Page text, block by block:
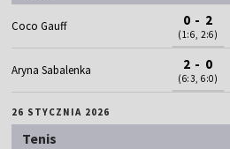
Coco Gauff 0 - 2
(1:6, 2:6)
Aryna Sabalenka 2 - 0
(6:3, 6:0)
26 STYCZNIA 2026
Tenis